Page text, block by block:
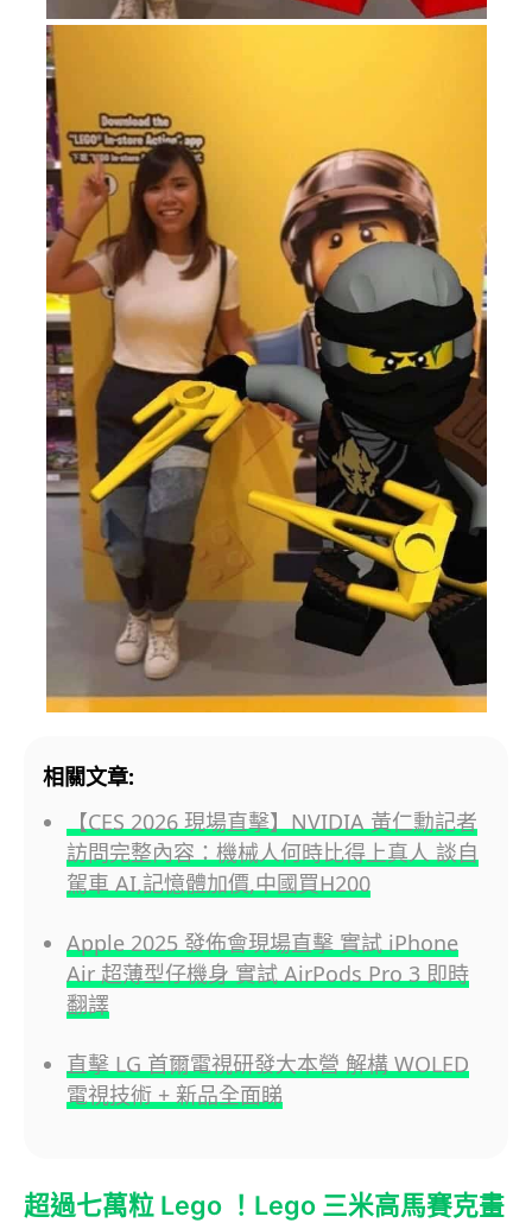
相關文章:
【CES 2026 現場直擊】NVIDIA 黃仁勳記者
訪問完整內容：機械人何時比得上真人 談自
駕車 AI,記憶體加價,中國買H200
Apple 2025 發佈會現場直擊 實試 iPhone
Air 超薄型仔機身 實試 AirPods Pro 3 即時
翻譯
直擊 LG 首爾電視研發大本營 解構 WOLED
電視技術 + 新品全面睇
超過七萬粒 Lego ！Lego 三米高馬賽克畫